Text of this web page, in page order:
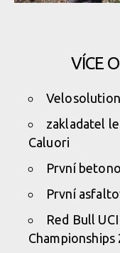
Kuba Hejl novým
Kuba Hejl novým
VÍCE
zakladatel
Caluori
První
První
Red Bull
Championships